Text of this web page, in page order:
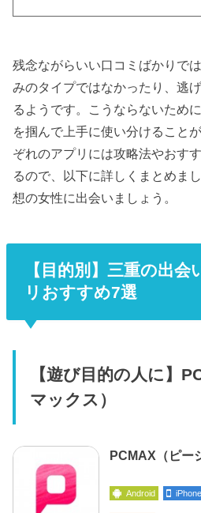
残念ながらいい口コミばかりで
みのタイプではなかったり、逃
るようです。こうならないため
を掴んで上手に使い分けること
ぞれのアプリには攻略法やおす
るので、以下に詳しくまとめま
想の女性に出会いましょう。
【目的別】三重の出
リおすすめ7選
【遊び目的の人に】
マックス）
PCMAX（ピー
Android iPhone